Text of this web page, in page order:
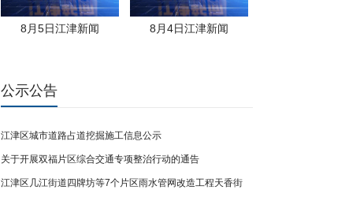
8月5日江津新闻 8月4日江津新闻
公示公告
江津区城市道路占道挖掘施工信息公示
关于开展双福片区综合交通专项整治行动的通告
江津区几江街道四牌坊等7个片区雨水管网改造工程天香街